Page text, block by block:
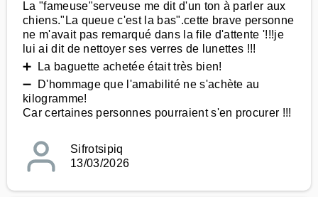
La "fameuse"serveuse me dit d'un ton à parler aux
chiens."La queue c'est la bas".cette brave personne
ne m'avait pas remarqué dans la file d'attente '!!!je
lui ai dit de nettoyer ses verres de lunettes !!!
➕ La baguette achetée était très bien!
➖ D'hommage que l'amabilité ne s'achète au
kilogramme!
Car certaines personnes pourraient s'en procurer !!!
Sifrotsipiq
13/03/2026